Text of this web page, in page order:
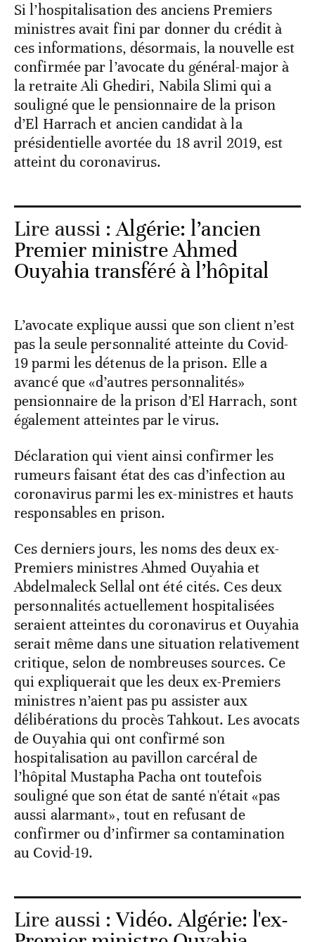
Si l’hospitalisation des anciens Premiers
ministres avait fini par donner du crédit à
ces informations, désormais, la nouvelle est
confirmée par l’avocate du général-major à
la retraite Ali Ghediri, Nabila Slimi qui a
souligné que le pensionnaire de la prison
d’El Harrach et ancien candidat à la
présidentielle avortée du 18 avril 2019, est
atteint du coronavirus.
Lire aussi :Algérie: l’ancien
Premier ministre Ahmed
Ouyahia transféré à l’hôpital
L’avocate explique aussi que son client n’est
pas la seule personnalité atteinte du Covid-
19 parmi les détenus de la prison. Elle a
avancé que «d’autres personnalités»
pensionnaire de la prison d’El Harrach, sont
également atteintes par le virus.
Déclaration qui vient ainsi confirmer les
rumeurs faisant état des cas d’infection au
coronavirus parmi les ex-ministres et hauts
responsables en prison.
Ces derniers jours, les noms des deux ex-
Premiers ministres Ahmed Ouyahia et
Abdelmaleck Sellal ont été cités. Ces deux
personnalités actuellement hospitalisées
seraient atteintes du coronavirus et Ouyahia
serait même dans une situation relativement
critique, selon de nombreuses sources. Ce
qui expliquerait que les deux ex-Premiers
ministres n’aient pas pu assister aux
délibérations du procès Tahkout. Les avocats
de Ouyahia qui ont confirmé son
hospitalisation au pavillon carcéral de
l’hôpital Mustapha Pacha ont toutefois
souligné que son état de santé n'était «pas
aussi alarmant», tout en refusant de
confirmer ou d’infirmer sa contamination
au Covid-19.
Lire aussi :Vidéo. Algérie: l'ex-